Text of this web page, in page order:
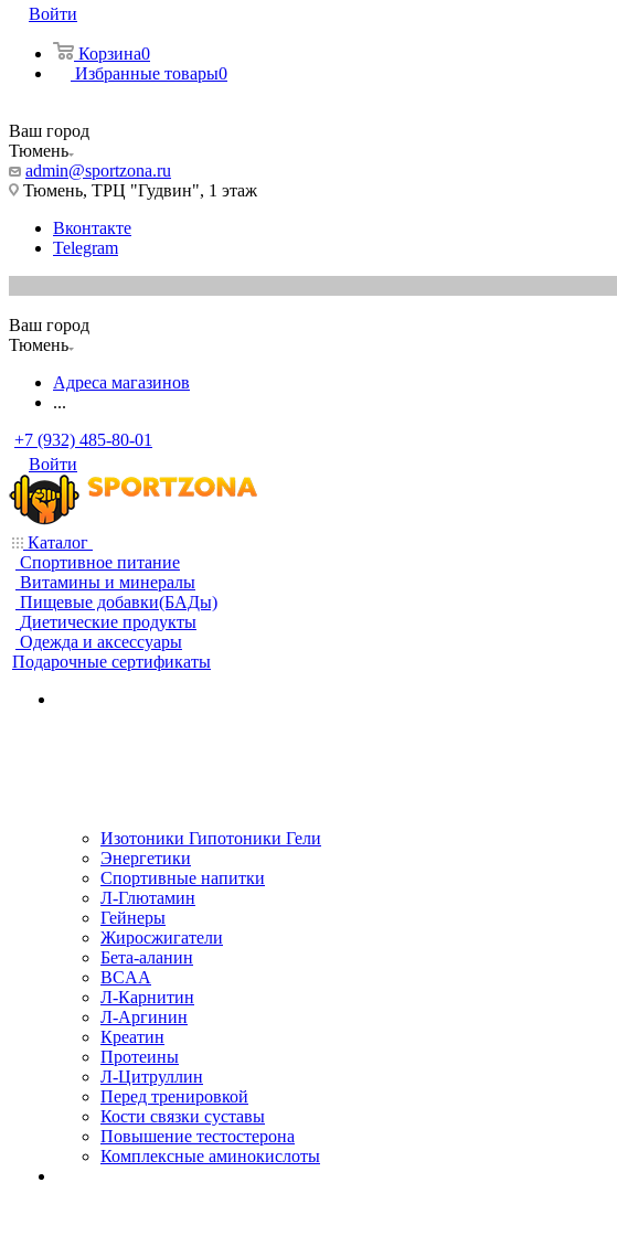
Войти
Корзина0
Избранные товары0
Ваш город
Тюмень
admin@sportzona.ru
Тюмень, ТРЦ "Гудвин", 1 этаж
Вконтакте
Telegram
Ваш город
Тюмень
Адреса магазинов
...
+7 (932) 485-80-01
Войти
Каталог
Спортивное питание
Витамины и минералы
Пищевые добавки(БАДы)
Диетические продукты
Одежда и аксессуары
Подарочные сертификаты
Изотоники Гипотоники Гели
Энергетики
Спортивные напитки
Л-Глютамин
Гейнеры
Жиросжигатели
Бета-аланин
BCAA
Л-Карнитин
Л-Аргинин
Креатин
Протеины
Л-Цитруллин
Перед тренировкой
Кости связки суставы
Повышение тестостерона
Комплексные аминокислоты